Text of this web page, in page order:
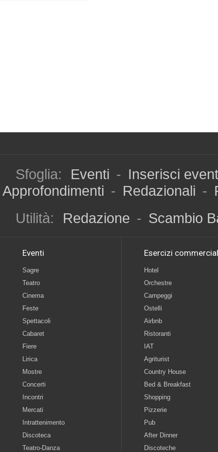
Sfoglia: Eventi - Inserisci
Approfondimenti - Redazionali -
Utilità:
Redazione - Scambio
Eventi
Sagre
Teatro
Cinema
Feste
Spettacoli
Cabaret
Fiere
Lirica
Mostre
Concerti
Incontri
Mercati
Intrattenimento
Discoteca
Teatro-Danza
Esercizi
Hotel
Orchestre
Campeggi
Ostelli
Airbnb
Ristoranti
IAT
Agriturist
Country House
Bed & Breakfast
Shopping
Pizzerie
Pub
After Dinner
Discoteche